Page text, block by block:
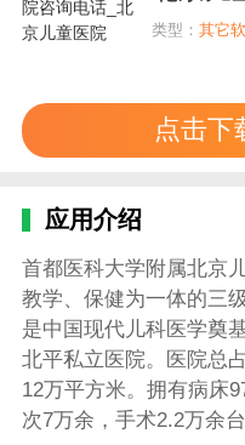
类型：其它
点击下
应用介绍
首都医科大学附属北京
教学、保健为一体的三
是中国现代儿科医学奠
北平私立医院。医院总
12万平方米。拥有病床
次7万余，手术2.2万余台